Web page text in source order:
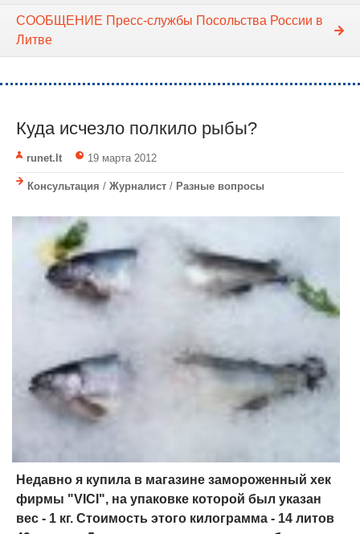
СООБЩЕНИЕ Пресс-службы Посольства России в
Литве
Куда исчезло полкило рыбы?
runet.lt 19 марта 2012
Консультация / Журналист / Разные вопросы
Недавно я купила в магазине замороженный хек
фирмы "VICI", на упаковке которой был указан
вес - 1 кг. Стоимость этого килограмма - 14 литов